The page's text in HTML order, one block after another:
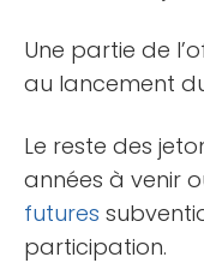
Une partie de
au lancement
Le reste des
années à venir
futures
participation.